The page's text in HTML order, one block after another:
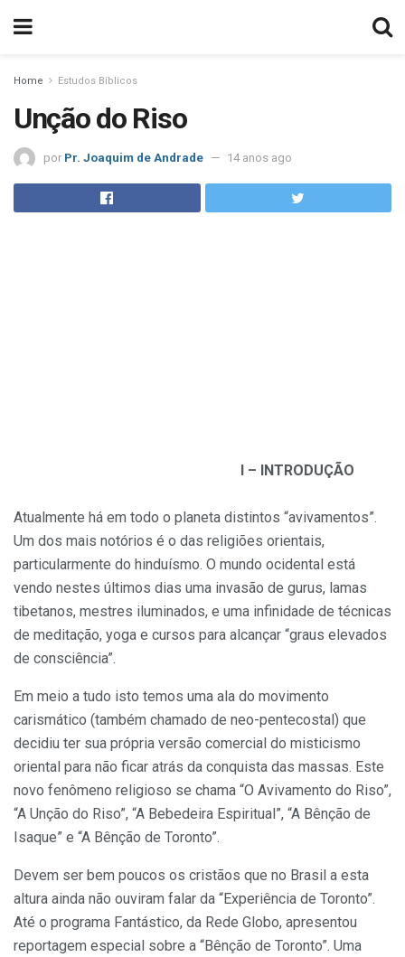
Home Estudos Bíblicos
Unção do Riso
por Pr. Joaquim de Andrade 14 anos ago
I – INTRODUÇÃO
Atualmente há em todo o planeta distintos “avivamentos”.
Um dos mais notórios é o das religiões orientais,
particularmente do hinduísmo. O mundo ocidental está
vendo nestes últimos dias uma invasão de gurus, lamas
tibetanos, mestres iluminados, e uma infinidade de técnicas
de meditação, yoga e cursos para alcançar “graus elevados
de consciência”.
Em meio a tudo isto temos uma ala do movimento
carismático (também chamado de neo-pentecostal) que
decidiu ter sua própria versão comercial do misticismo
oriental para não ficar atrás da conquista das massas. Este
novo fenômeno religioso se chama “O Avivamento do Riso”,
“A Unção do Riso”, “A Bebedeira Espiritual”, “A Bênção de
Isaque” e “A Bênção de Toronto”.
Devem ser bem poucos os cristãos que no Brasil a esta
altura ainda não ouviram falar da “Experiência de Toronto”.
Até o programa Fantástico, da Rede Globo, apresentou
reportagem especial sobre a “Bênção de Toronto”. Uma